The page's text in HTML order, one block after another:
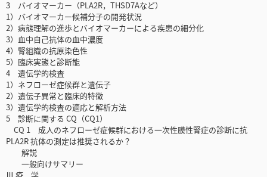
3 バイオマーカー（PLA2R，THSD7Aなど）
1）バイオマーカー候補分子の開発状況
2）病態理解の進歩とバイオマーカーによる疾患の細分化
3）血中自己抗体の血中濃度
4）腎組織の抗原染色性
5）臨床実態と診断能
4 遺伝学的検査
1）ネフローゼ症候群と遺伝子
2）遺伝子異常と臨床的特徴
3）遺伝学的検査の適応と解析方法
5 診断に関する CQ（CQ1）
CQ 1 成人のネフローゼ症候群における一次性膜性腎症の診断に抗
PLA2R 抗体の測定は推奨されるか？
解説
一般向けサマリー